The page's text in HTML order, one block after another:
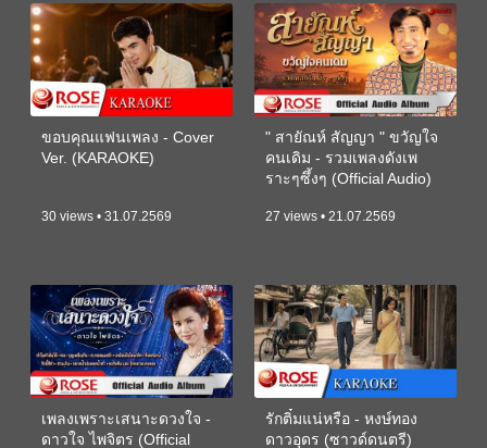
ขอบคุณแฟนเพลง - Cover
Ver. (KARAOKE)
30 views • 31.07.2569
" สายัณห์ สัญญา " ขวัญใจ
คนเดิม - รวมเพลงดังเพ
ราะๆซึ้งๆ (Official Audio)
27 views • 21.07.2569
เพลงเพราะเสนาะดวงใจ -
ดาวใจ ไพจิตร (Official
รักติ๋มแน่หรือ - หงษ์ทอง
ดาวอุดร (ซาวด์ดนตรี)